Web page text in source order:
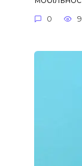
0 9